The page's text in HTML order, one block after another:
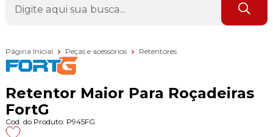
Página Inicial Peças e acessórios Retentores
Retentor Maior Para Roçadeiras
FortG
Cod. do Produto: P945FG